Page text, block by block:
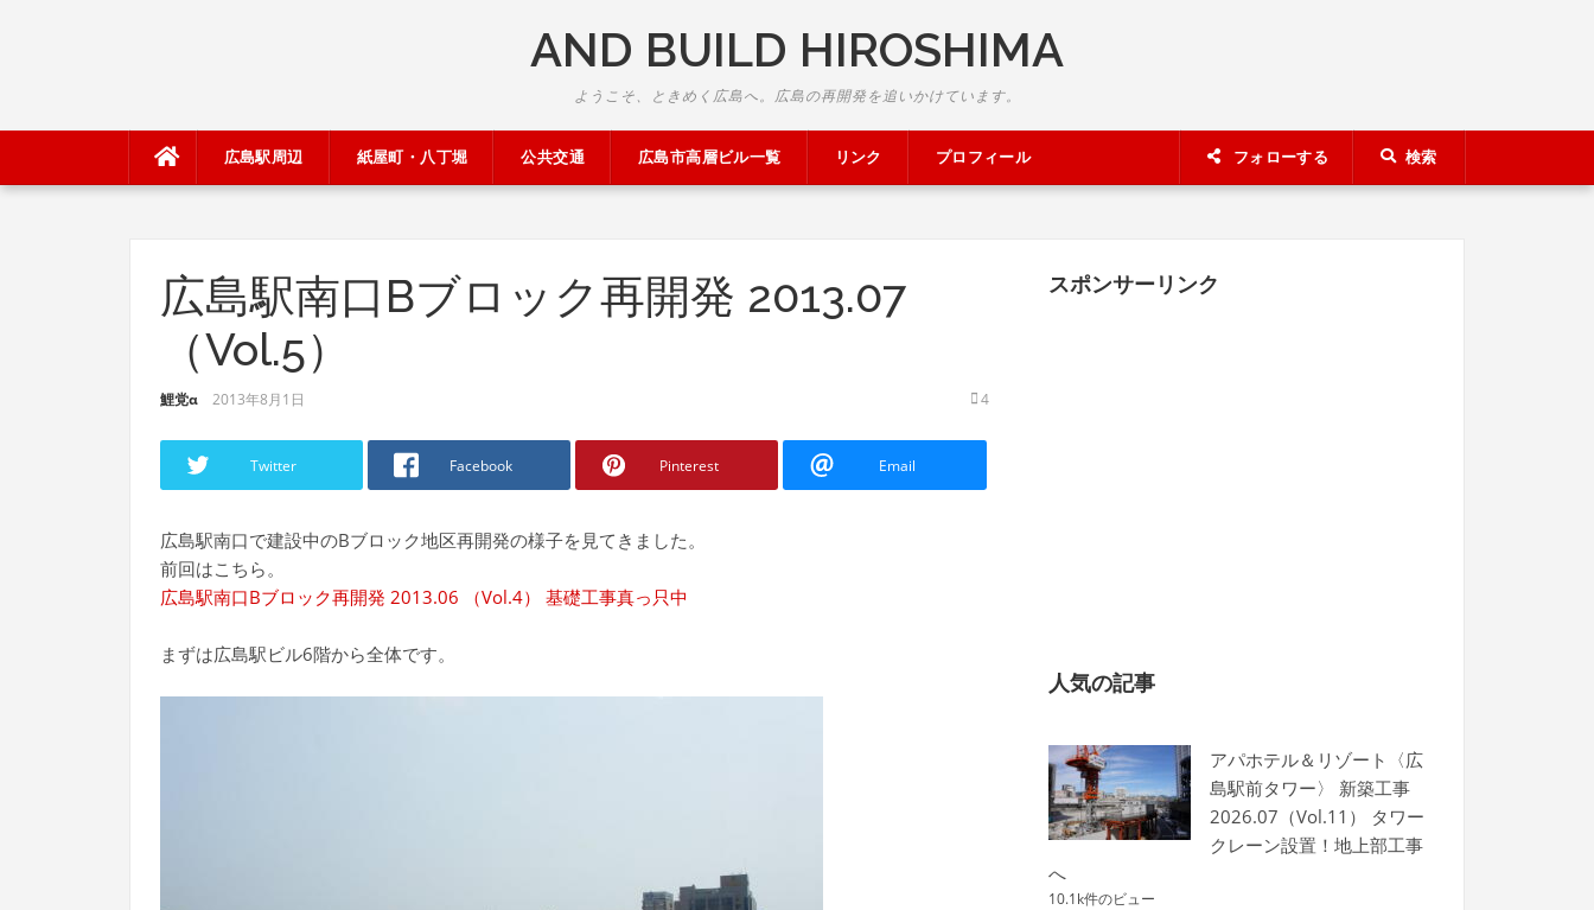
AND BUILD HIROSHIMA
ようこそ、ときめく広島へ。広島の再開発を追いかけています。
広島駅周辺 紙屋町・八丁堀 公共交通 広島市高層ビル一覧 リンク プロフィール フォローする 検索
広島駅南口Bブロック再開発 2013.07
（Vol.5）
鯉党α 2013年8月1日 4
Twitter Facebook Pinterest Email
広島駅南口で建設中のBブロック地区再開発の様子を見てきました。
前回はこちら。
広島駅南口Bブロック再開発 2013.06 （Vol.4） 基礎工事真っ只中
まずは広島駅ビル6階から全体です。
スポンサーリンク
人気の記事
アパホテル＆リゾート〈広
島駅前タワー〉 新築工事
2026.07（Vol.11） タワー
クレーン設置！地上部工事
へ
10.1k件のビュー